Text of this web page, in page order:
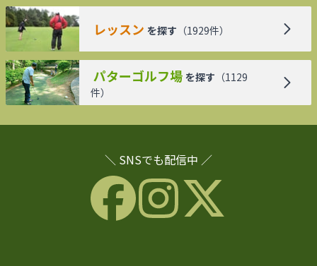
レッスン を探す （1929件）
パターゴルフ場 を探す （1129
件）
＼ SNSでも配信中 ／